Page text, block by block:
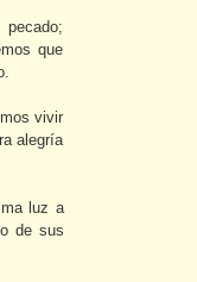
que
vivir
alegría
luz a
de sus